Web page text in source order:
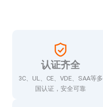
认证齐全
3C、UL、CE、VDE、SAA等多
国认证，安全可靠